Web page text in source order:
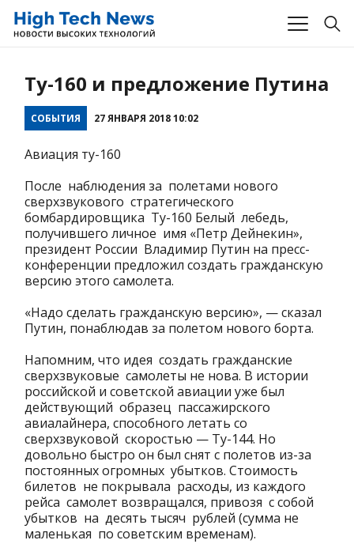
Ту-160 и предложение Путина
СОБЫТИЯ 27 ЯНВАРЯ 2018 10:02
Авиация ту-160
После наблюдения за полетами нового
сверхзвукового стратегического
бомбардировщика Ту-160 Белый лебедь,
получившего личное имя «Петр Дейнекин»,
президент России Владимир Путин на пресс-
конференции предложил создать гражданскую
версию этого самолета.
«Надо сделать гражданскую версию», — сказал
Путин, понаблюдав за полетом нового борта.
Напомним, что идея создать гражданские
сверхзвуковые самолеты не нова. В истории
российской и советской авиации уже был
действующий образец пассажирского
авиалайнера, способного летать со
сверхзвуковой скоростью — Ту-144. Но
довольно быстро он был снят с полетов из-за
постоянных огромных убытков. Стоимость
билетов не покрывала расходы, из каждого
рейса самолет возвращался, привозя с собой
убытков на десять тысяч рублей (сумма не
маленькая по советским временам).